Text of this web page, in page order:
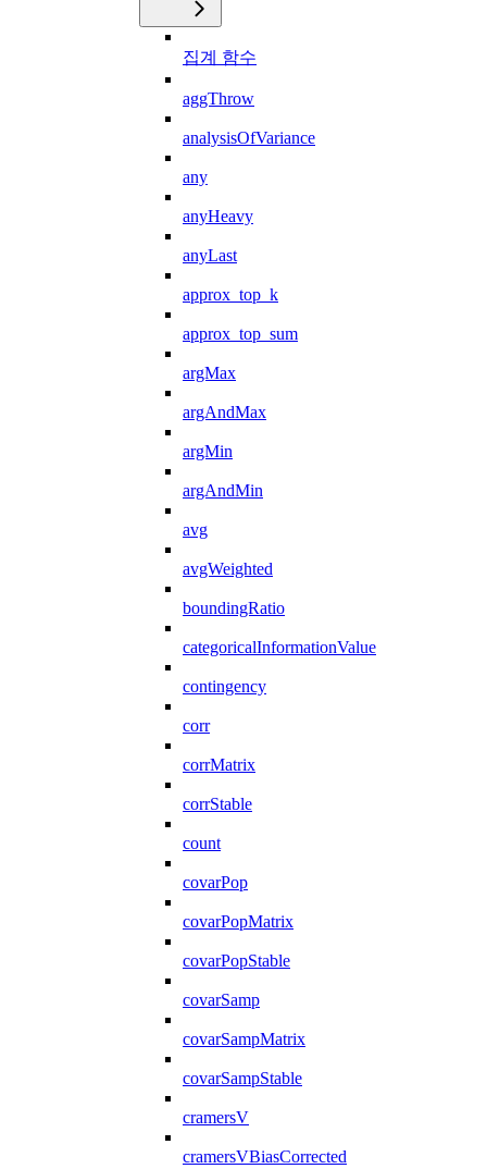
집계 함수
aggThrow
analysisOfVariance
any
anyHeavy
anyLast
approx_top_k
approx_top_sum
argMax
argAndMax
argMin
argAndMin
avg
avgWeighted
boundingRatio
categoricalInformationValue
contingency
corr
corrMatrix
corrStable
count
covarPop
covarPopMatrix
covarPopStable
covarSamp
covarSampMatrix
covarSampStable
cramersV
cramersVBiasCorrected